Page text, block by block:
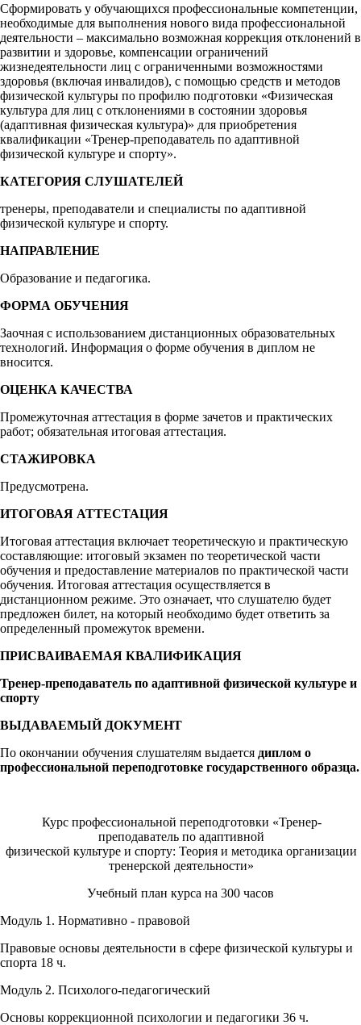
Сформировать у обучающихся профессиональные компетенции,
необходимые для выполнения нового вида профессиональной
деятельности – максимально возможная коррекция отклонений в
развитии и здоровье, компенсации ограничений
жизнедеятельности лиц с ограниченными возможностями
здоровья (включая инвалидов), с помощью средств и методов
физической культуры по профилю подготовки «Физическая
культура для лиц с отклонениями в состоянии здоровья
(адаптивная физическая культура)» для приобретения
квалификации «Тренер-преподаватель по адаптивной
физической культуре и спорту».
КАТЕГОРИЯ СЛУШАТЕЛЕЙ
тренеры, преподаватели и специалисты по адаптивной
физической культуре и спорту.
НАПРАВЛЕНИЕ
Образование и педагогика.
ФОРМА ОБУЧЕНИЯ
Заочная с использованием дистанционных образовательных
технологий. Информация о форме обучения в диплом не
вносится.
ОЦЕНКА КАЧЕСТВА
Промежуточная аттестация в форме зачетов и практических
работ; обязательная итоговая аттестация.
СТАЖИРОВКА
Предусмотрена.
ИТОГОВАЯ АТТЕСТАЦИЯ
Итоговая аттестация включает теоретическую и практическую
составляющие: итоговый экзамен по теоретической части
обучения и предоставление материалов по практической части
обучения. Итоговая аттестация осуществляется в
дистанционном режиме. Это означает, что слушателю будет
предложен билет, на который необходимо будет ответить за
определенный промежуток времени.
ПРИСВАИВАЕМАЯ КВАЛИФИКАЦИЯ
Тренер-преподаватель по адаптивной физической культуре и
спорту
ВЫДАВАЕМЫЙ ДОКУМЕНТ
По окончании обучения слушателям выдается диплом о
профессиональной переподготовке государственного образца.
Курс профессиональной переподготовки «Тренер-
преподаватель по адаптивной
физической культуре и спорту: Теория и методика организации
тренерской деятельности»
Учебный план курса на 300 часов
Модуль 1. Нормативно - правовой
Правовые основы деятельности в сфере физической культуры и
спорта 18 ч.
Модуль 2. Психолого-педагогический
Основы коррекционной психологии и педагогики 36 ч.